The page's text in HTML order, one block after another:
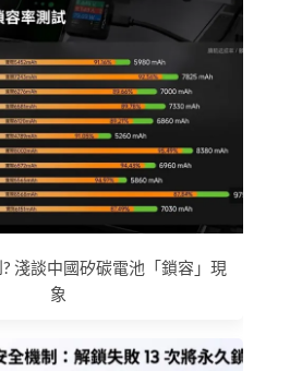
淺談中國矽碳電池「鎖容」現
象